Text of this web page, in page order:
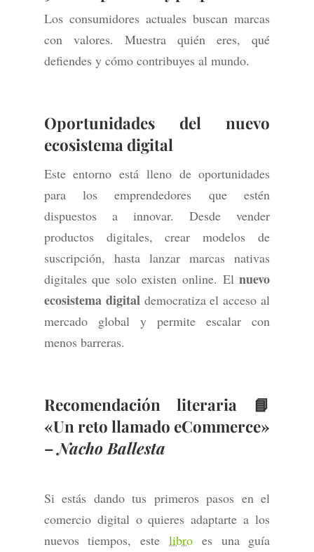
Los consumidores actuales buscan marcas
con valores. Muestra quién eres, qué
defiendes y cómo contribuyes al mundo.
Oportunidades del nuevo
ecosistema digital
Este entorno está lleno de oportunidades
para los emprendedores que estén
dispuestos a innovar. Desde vender
productos digitales, crear modelos de
suscripción, hasta lanzar marcas nativas
digitales que solo existen online. Elnuevo
ecosistema digitaldemocratiza el acceso al
mercado global y permite escalar con
menos barreras.
Recomendación literaria 📘
«Un reto llamado eCommerce»
–Nacho Ballesta
Si estás dando tus primeros pasos en el
comercio digital o quieres adaptarte a los
nuevos tiempos, este libro es una guía